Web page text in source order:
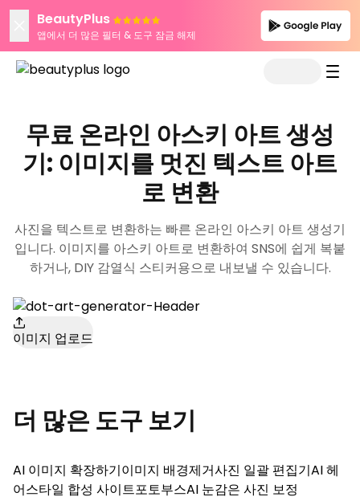
BeautyPlus
앱에서 더 많은 필터 & 도구 잠금 해제
무료 온라인 아스키 아트 생성
기: 이미지를 멋진 텍스트 아트
로 변환
사진을 텍스트로 변환하는 빠른 온라인 아스키 아트 생성기
입니다. 이미지를 아스키 아트로 변환하여 SNS에 쉽게 복붙
하거나, DIY 감열식 스티커용으로 내보낼 수 있습니다.
이미지 업로드
더 많은 도구 보기
AI 이미지 확장하기이미지 배경제거사진 일괄 편집기AI 헤
어스타일 합성 사이트포토부스AI 눈감은 사진 보정